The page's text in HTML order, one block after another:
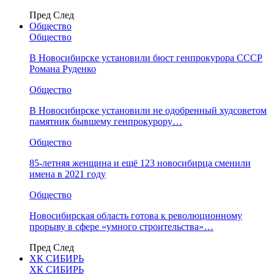
Пред След
Общество
Общество
В Новосибирске установили бюст генпрокурора СССР
Романа Руденко
Общество
В Новосибирске установили не одобренный худсоветом
памятник бывшему генпрокурору…
Общество
85-летняя женщина и ещё 123 новосибирца сменили
имена в 2021 году
Общество
Новосибирская область готова к революционному
прорыву в сфере «умного строительства»…
Пред След
ХК СИБИРЬ
ХК СИБИРЬ